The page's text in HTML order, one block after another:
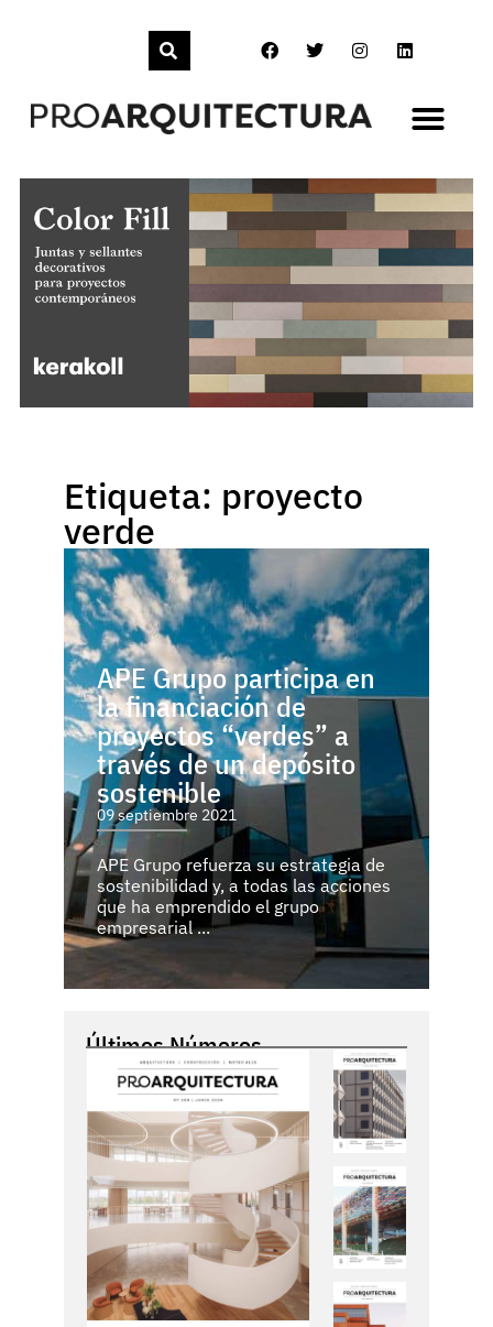
Etiqueta: proyecto
verde
APE Grupo participa en
la financiación de
proyectos “verdes” a
través de un depósito
sostenible
09 septiembre 2021
APE Grupo refuerza su estrategia de
sostenibilidad y, a todas las acciones
que ha emprendido el grupo
empresarial ...
Últimos Números